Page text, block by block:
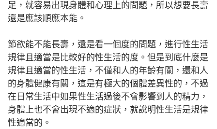
足，就容易出現身體和心理上的問題，所以想要長壽
還是應該順應本能。
節欲能不能長壽，還是看一個度的問題，進行性生活
規律且適當是比較好的性生活的度。但是到底什麼是
規律且適當的性生活，不僅和人的年齡有關，還和人
的身體健康有關，這是有極大的個體差異性的，不過
在日常生活中如果性生活過後不會影響到人的精力，
身體上也不會出現不適的症狀，就說明性生活是規律
性適當的。